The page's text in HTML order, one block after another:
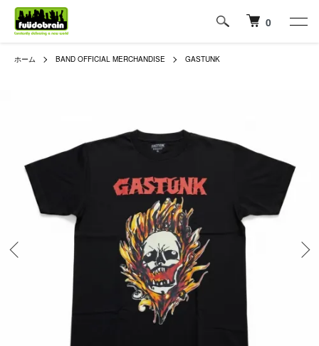
0
ホーム BAND OFFICIAL MERCHANDISE GASTUNK